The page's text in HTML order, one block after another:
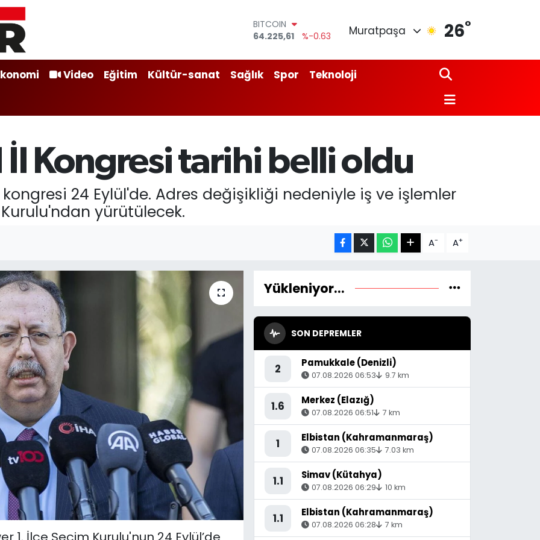
BITCOIN
64.225,61
%-0.63
47,7143
%0.16
EURO
55,0317
BİST100
13.799
%70
Muratpaşa 26°
Video Eğitim Kültür-sanat Sağlık Spor
Teknoloji
İl Kongresi tarihi belli oldu
24 Eylül'de. Adres değişikliği nedeniyle iş ve işlemler
yürütülecek.
A- A+
Yükleniyor...
SON DEPREMLER
2 Pamukkale (Denizli)
07.08.2026 06:53 9.7 km
1.6 Merkez (Elazığ)
07.08.2026 06:51 7 km
1 Elbistan (Kahramanmaraş)
07.08.2026 06:35 7.03 km
1.1 Simav (Kütahya)
07.08.2026 06:29 10 km
1.1 Elbistan (Kahramanmaraş)
07.08.2026 06:28 7 km